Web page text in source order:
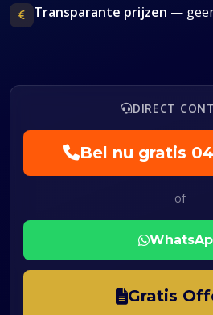
Transparante prijzen —
DIRECT
Bel nu gratis
of
Gratis